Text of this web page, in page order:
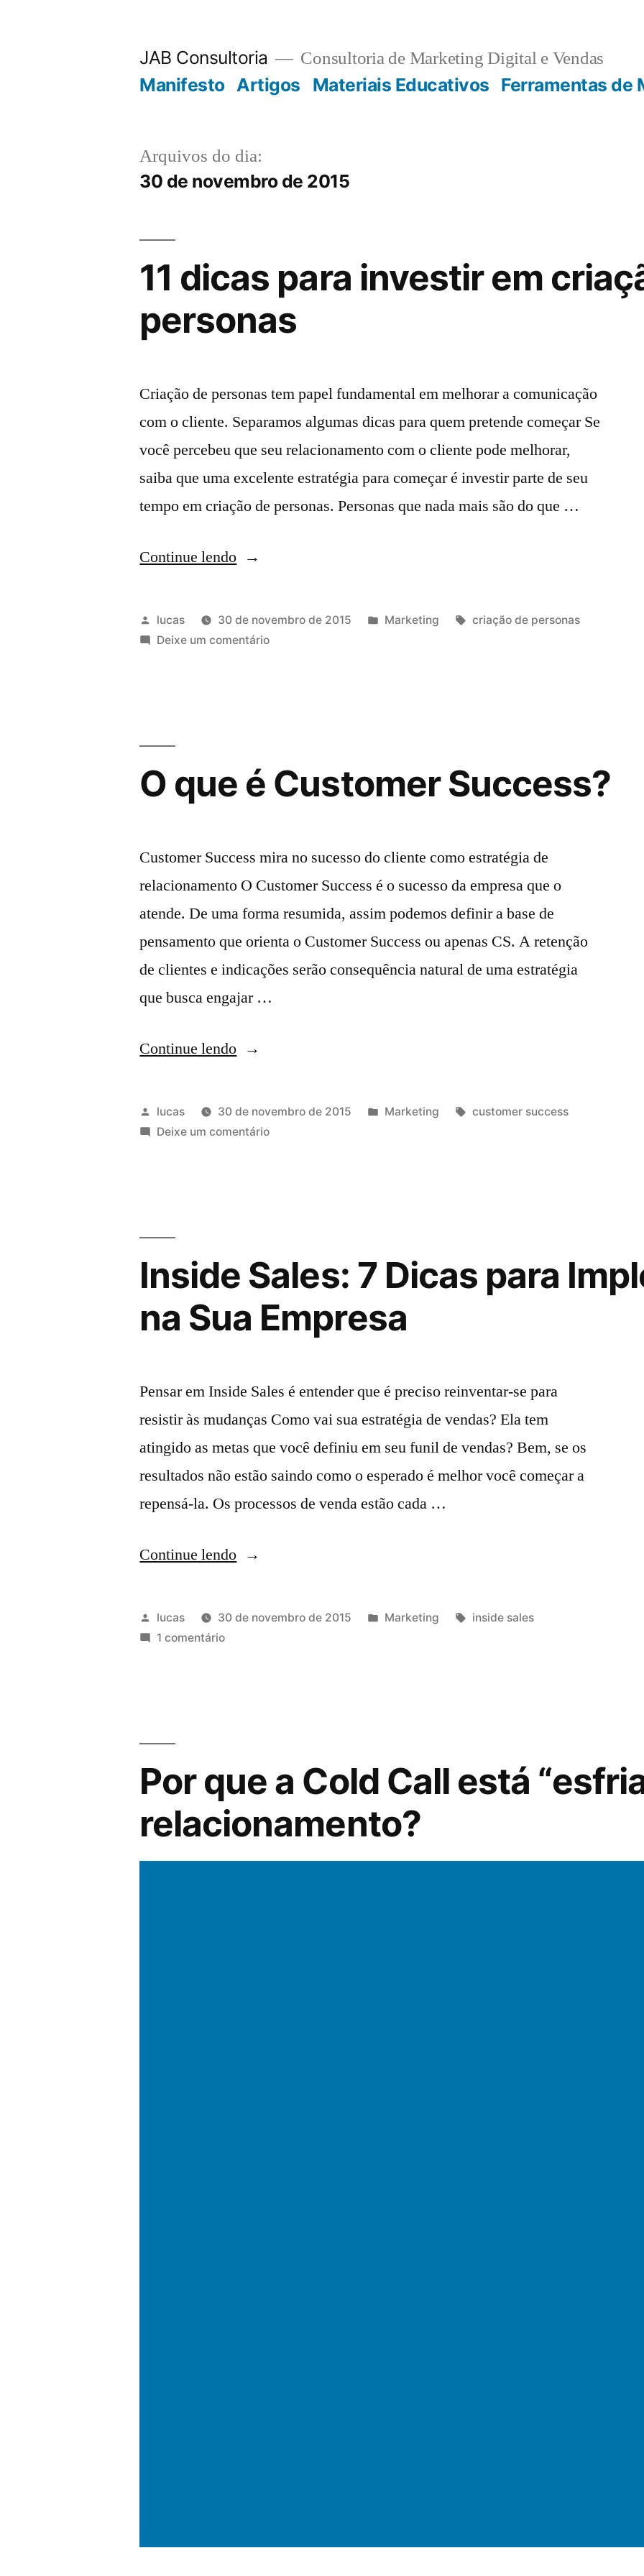
JAB Consultoria Consultoria de Marketing Digital e Vendas
Manifesto Artigos Materiais Educativos Ferramentas de
Arquivos do dia:
30 de novembro de 2015
11 dicas para investir em
personas
Criação de personas tem papel fundamental em melhorar a comunicação
com o cliente. Separamos algumas dicas para quem pretende começar Se
você percebeu que seu relacionamento com o cliente pode melhorar,
saiba que uma excelente estratégia para começar é investir parte de seu
tempo em criação de personas. Personas que nada mais são do que …
Continue lendo
lucas 30 de novembro de 2015 Marketing
criação de personas
Deixe um comentário
O que é Customer Success?
Customer Success mira no sucesso do cliente como estratégia de
relacionamento O Customer Success é o sucesso da empresa que o
atende. De uma forma resumida, assim podemos definir a base de
pensamento que orienta o Customer Success ou apenas CS. A retenção
de clientes e indicações serão consequência natural de uma estratégia
que busca engajar …
Continue lendo
lucas 30 de novembro de 2015 Marketing
customer success
Deixe um comentário
Inside Sales: 7 Dicas para
na Sua Empresa
Pensar em Inside Sales é entender que é preciso reinventar-se para
resistir às mudanças Como vai sua estratégia de vendas? Ela tem
atingido as metas que você definiu em seu funil de vendas? Bem, se os
resultados não estão saindo como o esperado é melhor você começar a
repensá-la. Os processos de venda estão cada …
Continue lendo
lucas 30 de novembro de 2015 Marketing
inside sales
1 comentário
Por que a Cold Call está
relacionamento?